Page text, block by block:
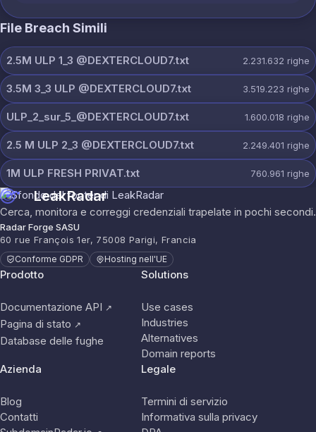
File Breach Simili
2.5M ULP 1_3 @DEXTERCLOUD7.txt 2.231.632 righe
3.5M 3_3 ULP @DEXTERCLOUD7.txt 3.519.223 righe
ULP_2_sur_5_@DEXTERCLOUD7.txt 1.600.018 righe
2.5 M ULP 2_3 @DEXTERCLOUD7.txt 2.249.401 righe
1M ULP FRESH PRIVAT.txt 760.961 righe
LeakRadar
Cerca, monitora e correggi credenziali trapelate in pochi secondi.
Radar Forge SASU
60 rue François 1er, 75008 Parigi, Francia
Conforme GDPR Hosting nell'UE
Prodotto
Documentazione API ↗
Pagina di stato ↗
Database delle fughe
Solutions
Use cases
Industries
Alternatives
Domain reports
Azienda
Blog
Contatti
Legale
Termini di servizio
Informativa sulla privacy